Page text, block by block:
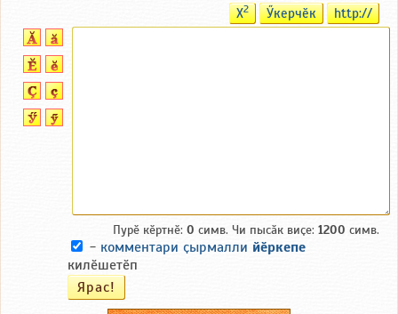
X2 Ӳкерчӗк http://
Пурӗ кӗртнӗ: 0 симв. Чи пысӑк виҫе: 1200 симв.
- комментари ҫырмалли йӗркепе
килӗшетӗп